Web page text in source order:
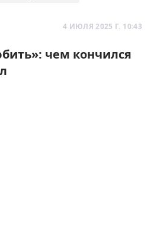
4 ИЮЛЯ 2025 Г. 10:43
чем кончился